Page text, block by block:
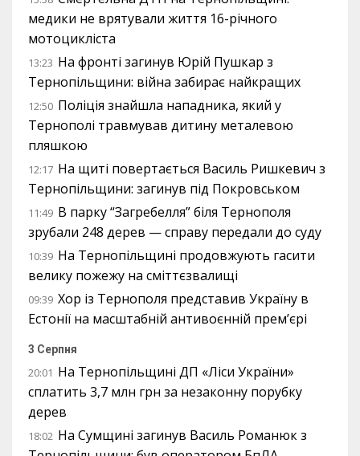
медики не врятували життя 16-річного
мотоцикліста
13:23 На фронті загинув Юрій Пушкар з
Тернопільщини: війна забирає найкращих
12:50 Поліція знайшла нападника, який у
Тернополі травмував дитину металевою
пляшкою
12:17 На щиті повертається Василь Ришкевич з
Тернопільщини: загинув під Покровськом
11:49 В парку “Загребелля” біля Тернополя
зрубали 248 дерев — справу передали до суду
10:39 На Тернопільщині продовжують гасити
велику пожежу на сміттєзвалищі
09:39 Хор із Тернополя представив Україну в
Естонії на масштабній антивоєнній прем’єрі
3 Серпня
20:01 На Тернопільщині ДП «Ліси України»
сплатить 3,7 млн грн за незаконну порубку
дерев
18:02 На Сумщині загинув Василь Романюк з